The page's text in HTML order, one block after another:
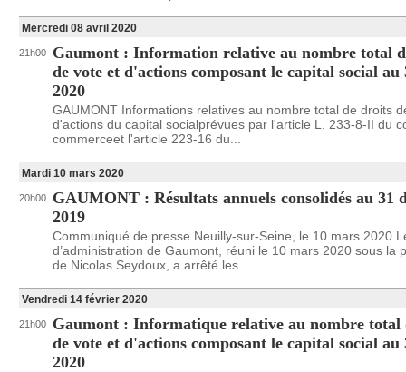
Mercredi 08 avril 2020
21h00
Gaumont : Information relative au nombre total
de vote et d'actions composant le capital social au
2020
GAUMONT Informations relatives au nombre total de droits
d'actions du capital socialprévues par l'article L. 233-8-II du
commerceet l'article 223-16 du...
Mardi 10 mars 2020
20h00
GAUMONT : Résultats annuels consolidés au 31
2019
Communiqué de presse Neuilly-sur-Seine, le 10 mars 2020
d’administration de Gaumont, réuni le 10 mars 2020 sous la
de Nicolas Seydoux, a arrêté les...
Vendredi 14 février 2020
21h00
Gaumont : Informatique relative au nombre total
de vote et d'actions composant le capital social
2020